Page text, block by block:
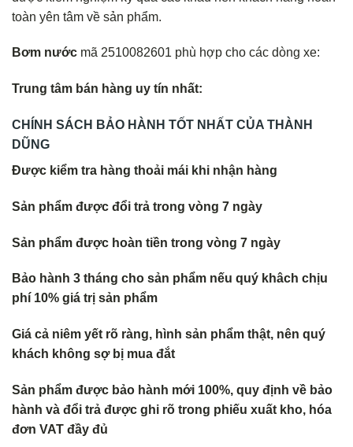
toàn yên tâm về sản phẩm.
Bơm nước mã 2510082601 phù hợp cho các dòng xe:
Trung tâm bán hàng uy tín nhất:
CHÍNH SÁCH BẢO HÀNH TỐT NHẤT CỦA THÀNH
DŨNG
Được kiểm tra hàng thoải mái khi nhận hàng
Sản phẩm được đổi trả trong vòng 7 ngày
Sản phẩm được hoàn tiền trong vòng 7 ngày
Bảo hành 3 tháng cho sản phẩm nếu quý khâch chịu
phí 10% giá trị sản phẩm
Giá cả niêm yết rõ ràng, hình sản phẩm thật, nên quý
khách không sợ bị mua đắt
Sản phẩm được bảo hành mới 100%, quy định về bảo
hành và đổi trả được ghi rõ trong phiếu xuất kho, hóa
đơn VAT đầy đủ